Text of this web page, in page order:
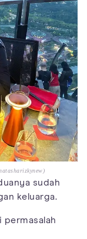
sudah
keluarga.
permasalah